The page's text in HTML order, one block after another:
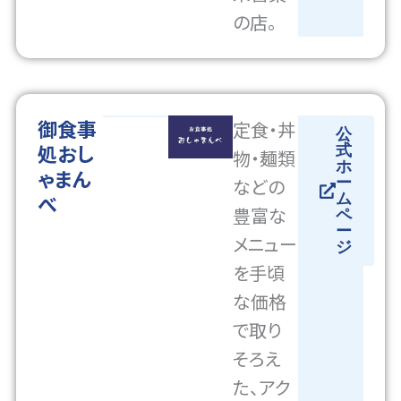
の店。
御食事
処おし
ゃまん
べ
定食・丼
物・麺類
などの
豊富な
メニュー
を手頃
な価格
で取り
そろえ
た、アク
公
式
ホ
ー
ム
ペ
ー
ジ